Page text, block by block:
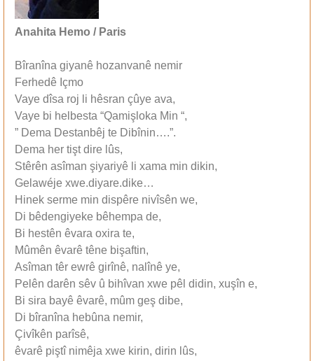
Anahita Hemo / Paris
Bîranîna giyanê hozanvanê nemir
Ferhedê Içmo
Vaye dîsa roj li hêsran çûye ava,
Vaye bi helbesta “Qamişloka Min “,
” Dema Destanbêj te Dibînin….”.
Dema her tişt dire lûs,
Stêrên asîman şiyariyê li xama min dikin,
Gelawéje xwe.diyare.dike…
Hinek serme min dispêre nivîsên we,
Di bêdengiyeke bêhempa de,
Bi hestên êvara oxira te,
Mûmên êvarê têne bişaftin,
Asîman têr ewrê girînê, nalînê ye,
Pelên darên sêv û bihîvan xwe pêl didin, xuşîn e,
Bi sira bayê êvarê, mûm geş dibe,
Di bîranîna hebûna nemir,
Çivîkên parîsê,
êvarê piştî nimêja xwe kirin, dirin lûs,